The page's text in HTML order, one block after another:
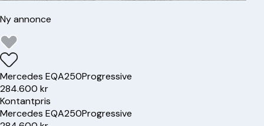
Ny annonce
Mercedes EQA250Progressive
284.600 kr
Kontantpris
Mercedes EQA250Progressive